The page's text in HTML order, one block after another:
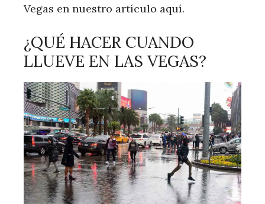
Vegas en nuestro artículo aquí.
¿QUÉ HACER CUANDO
LLUEVE EN LAS VEGAS?